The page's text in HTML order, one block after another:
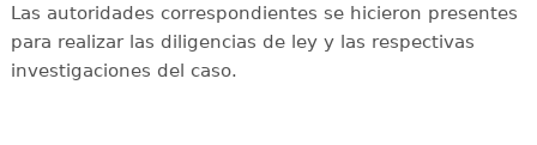
Las autoridades correspondientes se hicieron presentes
para realizar las diligencias de ley y las respectivas
investigaciones del caso.